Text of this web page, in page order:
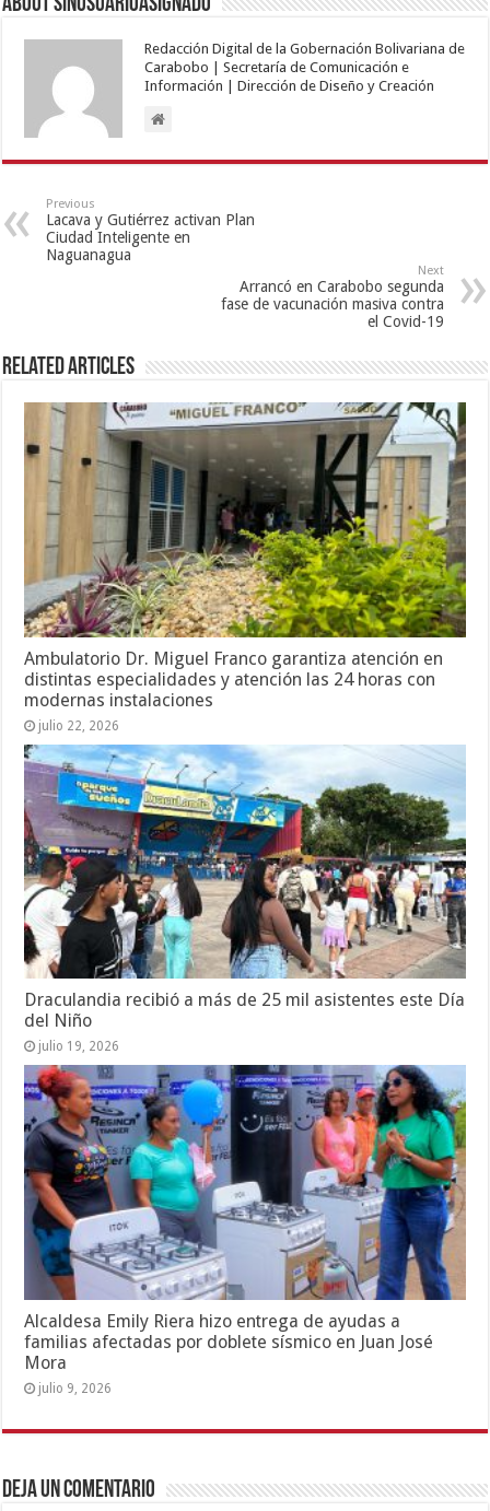
Redacción Digital de la Gobernación Bolivariana de
Carabobo | Secretaría de Comunicación e
Información | Dirección de Diseño y Creación
Previous
Lacava y Gutiérrez activan Plan
Ciudad Inteligente en
Naguanagua
Next
Arrancó en Carabobo segunda
fase de vacunación masiva contra
el Covid-19
Related Articles
Ambulatorio Dr. Miguel Franco garantiza atención en
distintas especialidades y atención las 24 horas con
modernas instalaciones
julio 22, 2026
Draculandia recibió a más de 25 mil asistentes este Día
del Niño
julio 19, 2026
Alcaldesa Emily Riera hizo entrega de ayudas a
familias afectadas por doblete sísmico en Juan José
Mora
julio 9, 2026
Deja un comentario